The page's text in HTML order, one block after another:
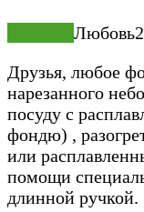
Любовь
Друзья, любое
нарезанного
посуду с
фондю) ,
или
помощи
длинной ручкой.